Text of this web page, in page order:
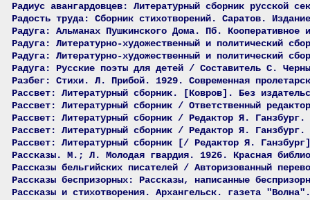
Радиус авангардовцев: Литературный сборник русской
Радость труда: Сборник стихотворений. Саратов.
Радуга: Альманах Пушкинского Дома. Пб. Кооперативное
Радуга: Литературно-художественный и политический
Радуга: Литературно-художественный и политический
Радуга: Русские поэты для детей / Составитель С.
Разбег: Стихи. Л. Прибой. 1929. Современная
Рассвет: Литературный сборник. [Ковров]. Без
Рассвет: Литературный сборник / Ответственный
Рассвет: Литературный сборник / Редактор Я.
Рассвет: Литературный сборник / Редактор Я.
Рассвет: Литературный сборник [/ Редактор Я.
Рассказы. М.; Л. Молодая гвардия. 1926. Красная
Рассказы бельгийских писателей / Авторизованный
Рассказы беспризорных: Рассказы, написанные
Рассказы и стихотворения. Архангельск. газета